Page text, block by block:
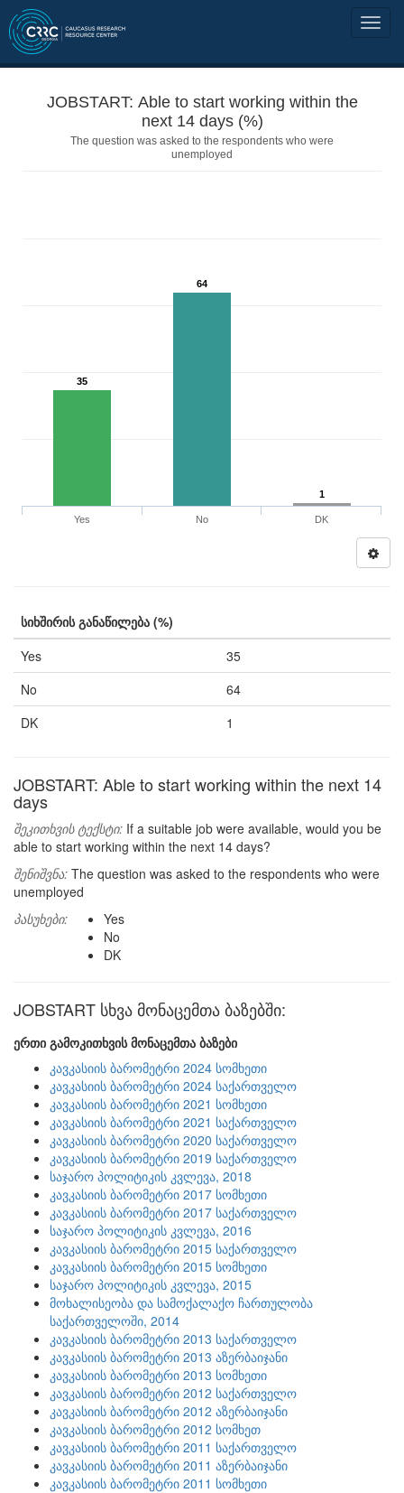
JOBSTART: Able to start working within the
next 14 days (%)
The question was asked to the respondents who were
unemployed
35
64
1
Yes No DK
სიხშირის განაწილება (%)
Yes
35
No
64
DK
1
JOBSTART: Able to start working within the next 14
days
შეკითხვის ტექსტი: If a suitable job were available, would you be
able to start working within the next 14 days?
შენიშვნა: The question was asked to the respondents who were
unemployed
პასუხები:
Yes
No
DK
JOBSTART სხვა მონაცემთა ბაზებში:
ერთი გამოკითხვის მონაცემთა ბაზები
კავკასიის ბარომეტრი 2024 სომხეთი
კავკასიის ბარომეტრი 2024 საქართველო
კავკასიის ბარომეტრი 2021 სომხეთი
კავკასიის ბარომეტრი 2021 საქართველო
კავკასიის ბარომეტრი 2020 საქართველო
კავკასიის ბარომეტრი 2019 საქართველო
საჯარო პოლიტიკის კვლევა, 2018
კავკასიის ბარომეტრი 2017 სომხეთი
კავკასიის ბარომეტრი 2017 საქართველო
საჯარო პოლიტიკის კვლევა, 2016
კავკასიის ბარომეტრი 2015 საქართველო
კავკასიის ბარომეტრი 2015 სომხეთი
საჯარო პოლიტიკის კვლევა, 2015
მოხალისეობა და სამოქალაქო ჩართულობა
საქართველოში, 2014
კავკასიის ბარომეტრი 2013 საქართველო
კავკასიის ბარომეტრი 2013 აზერბაიჯანი
კავკასიის ბარომეტრი 2013 სომხეთი
კავკასიის ბარომეტრი 2012 საქართველო
კავკასიის ბარომეტრი 2012 აზერბაიჯანი
კავკასიის ბარომეტრი 2012 სომხეთ
კავკასიის ბარომეტრი 2011 საქართველო
კავკასიის ბარომეტრი 2011 აზერბაიჯანი
კავკასიის ბარომეტრი 2011 სომხეთი